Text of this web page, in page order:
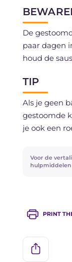
De
paar dagen
houd de
TIP
Als je geen
gestoomde
je ook een
Stomen
behouden;
Voor de
PRINT